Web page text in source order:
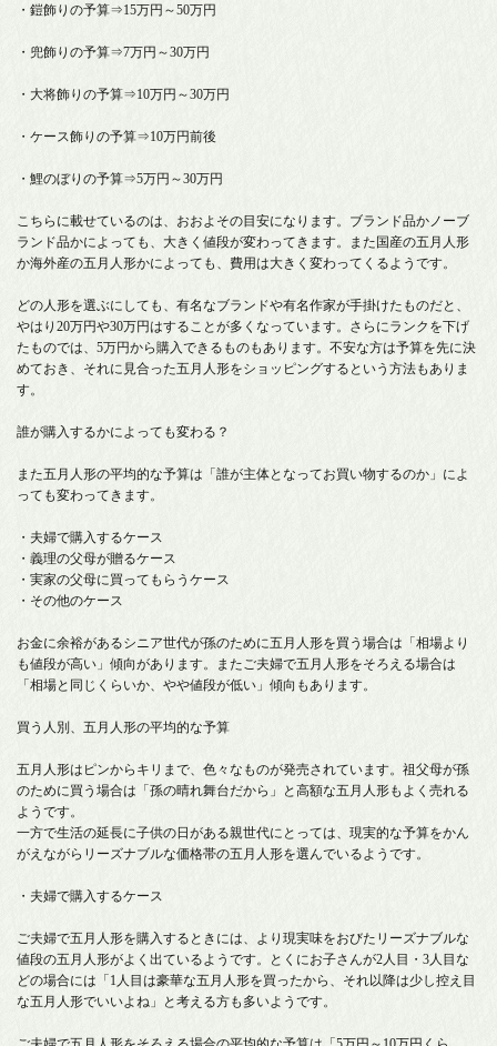
・鎧飾りの予算⇒15万円～50万円
・兜飾りの予算⇒7万円～30万円
・大将飾りの予算⇒10万円～30万円
・ケース飾りの予算⇒10万円前後
・鯉のぼりの予算⇒5万円～30万円
こちらに載せているのは、おおよその目安になります。ブランド品かノーブ
ランド品かによっても、大きく値段が変わってきます。また国産の五月人形
か海外産の五月人形かによっても、費用は大きく変わってくるようです。
どの人形を選ぶにしても、有名なブランドや有名作家が手掛けたものだと、
やはり20万円や30万円はすることが多くなっています。さらにランクを下げ
たものでは、5万円から購入できるものもあります。不安な方は予算を先に決
めておき、それに見合った五月人形をショッピングするという方法もありま
す。
誰が購入するかによっても変わる？
また五月人形の平均的な予算は「誰が主体となってお買い物するのか」によ
っても変わってきます。
・夫婦で購入するケース
・義理の父母が贈るケース
・実家の父母に買ってもらうケース
・その他のケース
お金に余裕があるシニア世代が孫のために五月人形を買う場合は「相場より
も値段が高い」傾向があります。またご夫婦で五月人形をそろえる場合は
「相場と同じくらいか、やや値段が低い」傾向もあります。
買う人別、五月人形の平均的な予算
五月人形はピンからキリまで、色々なものが発売されています。祖父母が孫
のために買う場合は「孫の晴れ舞台だから」と高額な五月人形もよく売れる
ようです。
一方で生活の延長に子供の日がある親世代にとっては、現実的な予算をかん
がえながらリーズナブルな価格帯の五月人形を選んでいるようです。
・夫婦で購入するケース
ご夫婦で五月人形を購入するときには、より現実味をおびたリーズナブルな
値段の五月人形がよく出ているようです。とくにお子さんが2人目・3人目な
どの場合には「1人目は豪華な五月人形を買ったから、それ以降は少し控え目
な五月人形でいいよね」と考える方も多いようです。